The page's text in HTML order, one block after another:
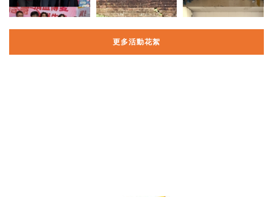
更多活動花絮